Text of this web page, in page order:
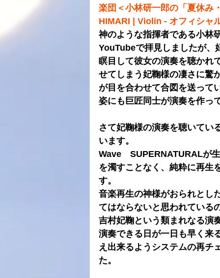
楽団＜小林研一郎の「夏休み
HIMARI | Violin - オフィシャ
神のような指揮者である小林
YouTubeで拝見しましたが、
瞑目して彼女の演奏を聴かれ
せてしまう妃鞠様の凄さに驚
が目を合わせて合図を送って
姿にも巨匠同士が演奏を作っ
さて妃鞠様の演奏を聴いてい
います。
Wave　SUPERNATURALが
を濁すことなく、純粋に再生
す。
音楽再生の神様がおられとし
てはならないと思われている
吉村妃鞠という類まれなる演
演奏できる日が一日も早く来
え出来るようシステムの再チ
た。